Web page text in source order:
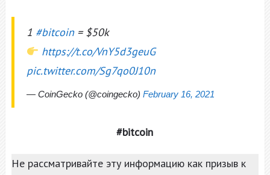
1 #bitcoin= $50k
https://t.co/VnY5d3geuG
pic.twitter.com/Sg7qo0J10n
— CoinGecko (@coingecko) February 16, 2021
#bitcoin
Не рассматривайте эту информацию как призыв к